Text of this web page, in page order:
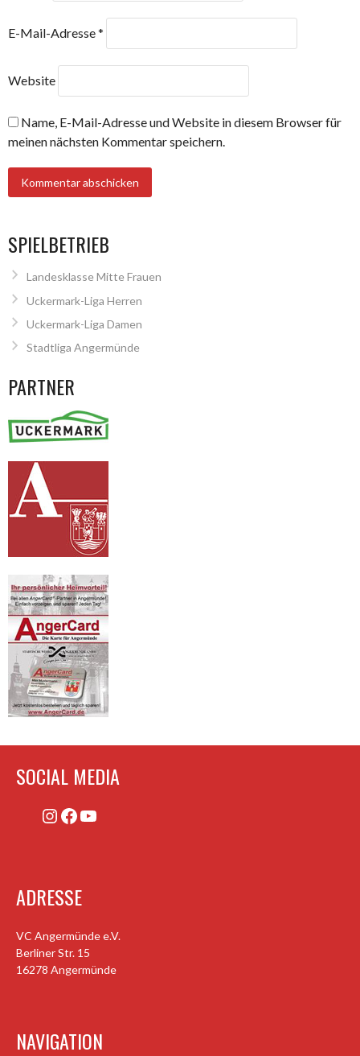
E-Mail-Adresse*
Website
Name, E-Mail-Adresse und Website in diesem Browser für
meinen nächsten Kommentar speichern.
SPIELBETRIEB
Landesklasse Mitte Frauen
Uckermark-Liga Herren
Uckermark-Liga Damen
Stadtliga Angermünde
PARTNER
SOCIAL MEDIA
Instagram
Facebook
YouTube
ADRESSE
VC Angermünde e.V.
Berliner Str. 15
16278 Angermünde
NAVIGATION